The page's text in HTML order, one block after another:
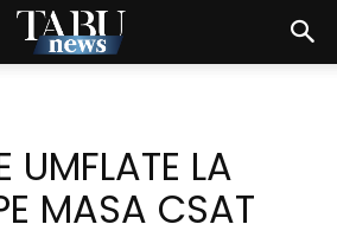
UMFLATE LA
MASA CSAT